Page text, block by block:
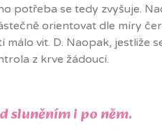
potřeba se tedy zvyšuje.
orientovat dle míry
vit. D. Naopak, jestliže
z krve žádoucí.
i po něm.